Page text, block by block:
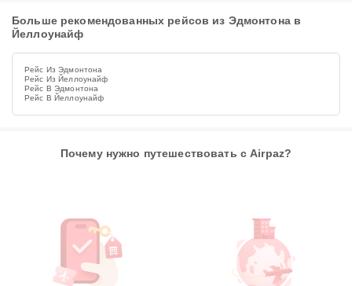
Больше рекомендованных рейсов из Эдмонтона в
Йеллоунайф
Рейс Из Эдмонтона
Рейс Из Йеллоунайф
Рейс В Эдмонтона
Рейс В Йеллоунайф
Почему нужно путешествовать с Airpaz?